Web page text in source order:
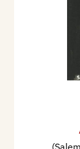
Personale.
Figurative -
Mercato
Nel 1973,
La Torre,
Nazionale
Nazionale